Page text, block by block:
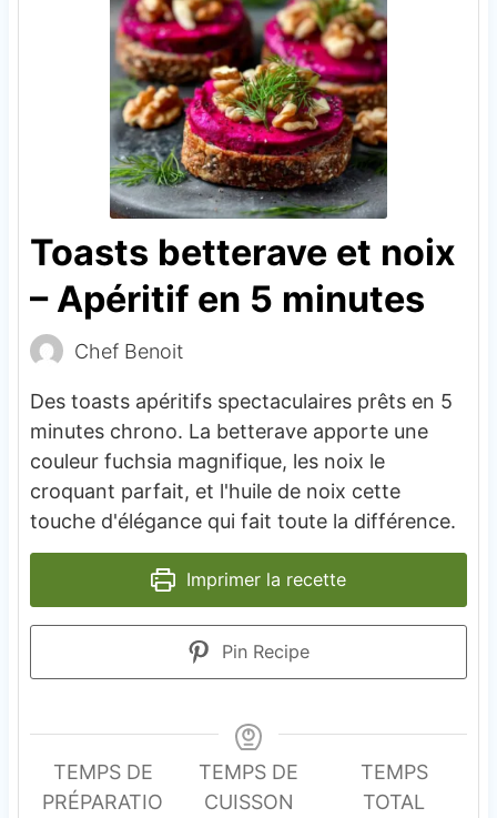
Toasts betterave et noix
– Apéritif en 5 minutes
Chef Benoit
Des toasts apéritifs spectaculaires prêts en 5
minutes chrono. La betterave apporte une
couleur fuchsia magnifique, les noix le
croquant parfait, et l'huile de noix cette
touche d'élégance qui fait toute la différence.
Imprimer la recette
Pin Recipe
TEMPS DE
PRÉPARATIO
TEMPS DE
CUISSON
TEMPS
TOTAL